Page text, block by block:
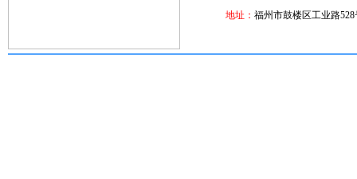
地址： 福州市鼓楼区工业路